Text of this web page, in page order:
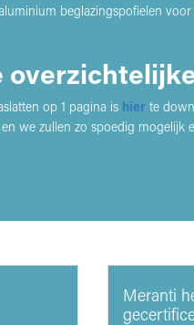
beglazingspofielen
op 1 pagina is hier te
we zullen zo spoedig mogelijk
Meranti